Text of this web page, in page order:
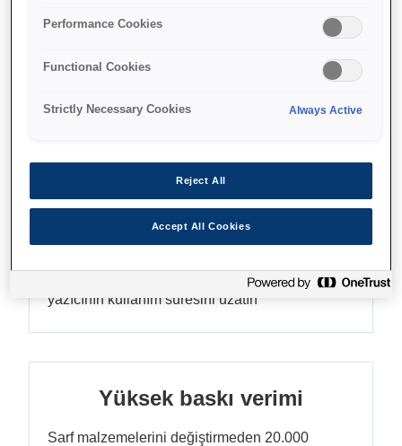
Find support
Özellikler
Yüksek güvenilirlik
Çok az yedek parça ve az müdahale ile
yazıcının kullanım süresini uzatın
Yüksek baskı verimi
Sarf malzemelerini değiştirmeden 20.000
Performance Cookies
Functional Cookies
Strictly Necessary Cookies Always Active
Reject All
Accept All Cookies